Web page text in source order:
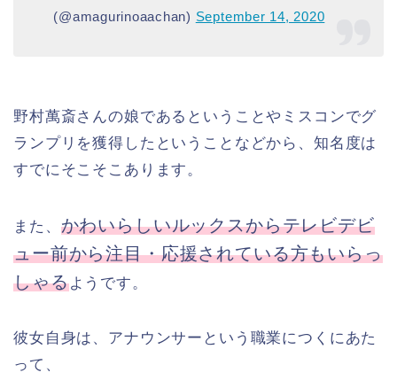
(@amagurinoaachan) September 14, 2020
野村萬斎さんの娘であるということやミスコンでグ
ランプリを獲得したということなどから、知名度は
すでにそこそこあります。
また、 かわいらしいルックスからテレビデビ
ュー前から注目・応援されている方もいらっ
しゃるようです。
彼女自身は、アナウンサーという職業につくにあた
って、